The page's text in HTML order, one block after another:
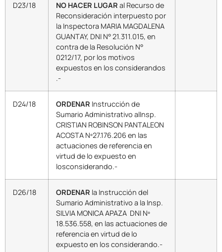
D23/18 NO HACER LUGAR al Recurso de
Reconsideración interpuesto por
la Inspectora MARIA MAGDALENA
GUANTAY, DNI N° 21.311.015, en
contra de la Resolución N°
0212/17, por los motivos
expuestos en los considerandos
.-
D24/18 ORDENAR Instrucción de
Sumario Administrativo alInsp.
CRISTIAN ROBINSON PANTALEON
ACOSTA Nº27.176.206 en las
actuaciones de referencia en
virtud de lo expuesto en
losconsiderando.-
D26/18 ORDENAR la Instrucción del
Sumario Administrativo a la Insp.
SILVIA MONICA APAZA DNI Nº
18.536.558, en las actuaciones de
referencia en virtud de lo
expuesto en los considerando.-